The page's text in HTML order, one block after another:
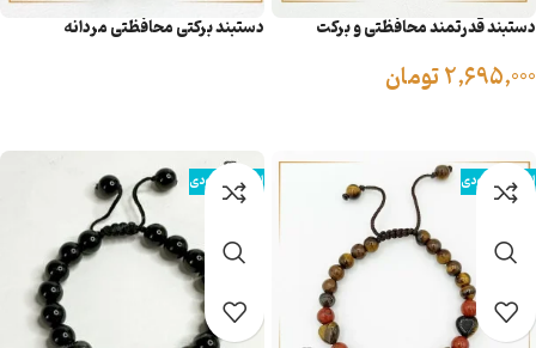
دستبند قدرتمند محافظتی و برکت
2,695,000تومان
دستبند برکتی محافظتی مردانه
اتمام موجودی اتمام موجودی